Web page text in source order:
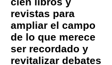
revistas para
ampliar el campo
de lo que merece
ser recordado y
revitalizar debates